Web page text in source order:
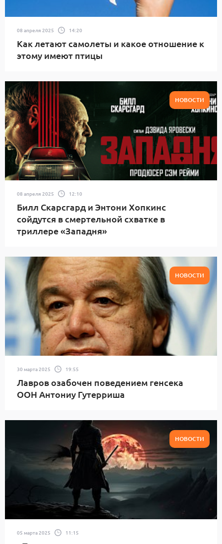
08 апреля 2025 14:20
Как летают самолеты и какое отношение к
этому имеют птицы
НОВОСТИ
08 апреля 2025 12:10
Билл Скарсгард и Энтони Хопкинс
сойдутся в смертельной схватке в
триллере «Западня»
НОВОСТИ
30 марта 2025 19:55
Лавров озабочен поведением генсека
ООН Антониу Гутерриша
НОВОСТИ
05 марта 2025 11:15